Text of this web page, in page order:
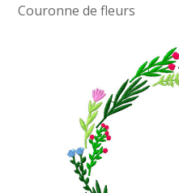
Couronne de fleurs